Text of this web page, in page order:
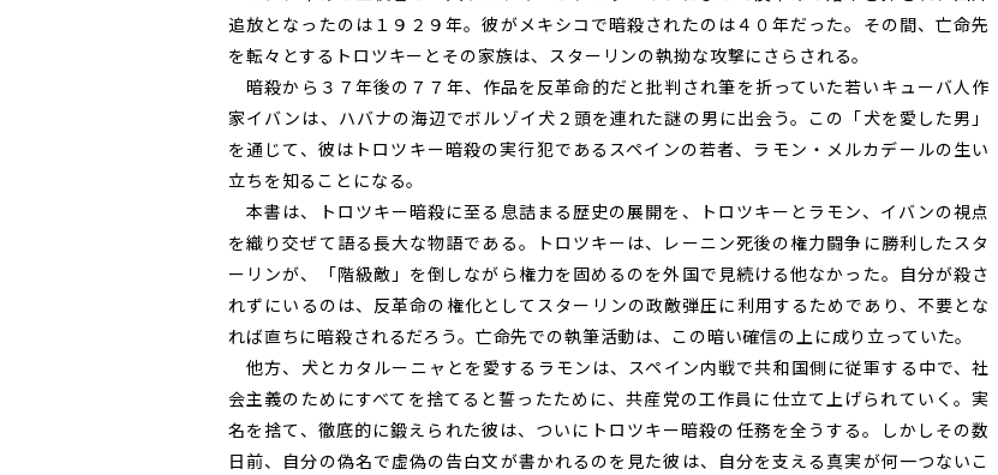
追放となったのは１９２９年。彼がメキシコで暗殺されたのは４０年だった。その間、亡命先
を転々とするトロツキーとその家族は、スターリンの執拗な攻撃にさらされる。
暗殺から３７年後の７７年、作品を反革命的だと批判され筆を折っていた若いキューバ人作
家イバンは、ハバナの海辺でボルゾイ犬２頭を連れた謎の男に出会う。この「犬を愛した男」
を通じて、彼はトロツキー暗殺の実行犯であるスペインの若者、ラモン・メルカデールの生い
立ちを知ることになる。
本書は、トロツキー暗殺に至る息詰まる歴史の展開を、トロツキーとラモン、イバンの視点
を織り交ぜて語る長大な物語である。トロツキーは、レーニン死後の権力闘争に勝利したスタ
ーリンが、「階級敵」を倒しながら権力を固めるのを外国で見続ける他なかった。自分が殺さ
れずにいるのは、反革命の権化としてスターリンの政敵弾圧に利用するためであり、不要とな
れば直ちに暗殺されるだろう。亡命先での執筆活動は、この暗い確信の上に成り立っていた。
他方、犬とカタルーニャとを愛するラモンは、スペイン内戦で共和国側に従軍する中で、社
会主義のためにすべてを捨てると誓ったために、共産党の工作員に仕立て上げられていく。実
名を捨て、徹底的に鍛えられた彼は、ついにトロツキー暗殺の任務を全うする。しかしその数
日前、自分の偽名で虚偽の告白文が書かれるのを見た彼は、自分を支える真実が何一つないこ